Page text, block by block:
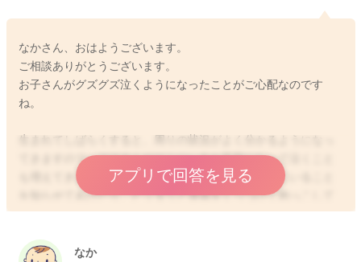
なかさん、おはようございます。
ご相談ありがとうございます。
お子さんがグズグズ泣くようになったことがご心配なのです
ね。
生まれてしばらくすると、周りの状況がよく分かるようになっ
てきますので、ママさんがどこにいるか不安になって泣くこと
も増えてきます。たくさん話しかけてあげて、近くにいること
を知らせてあげたり、ピッタリと身体をくっつけて抱っこして
あげると安心することもありますね。
な欲求が満たされていても、安心するための欲求もあります。
アプリで回答を見る
なか